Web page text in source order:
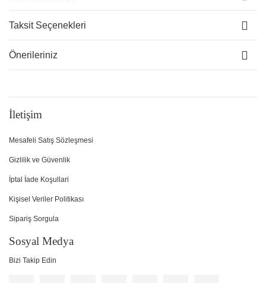
Taksit Seçenekleri
Önerileriniz
İletişim
Mesafeli Satış Sözleşmesi
Gizlilik ve Güvenlik
İptal İade Koşullari
Kişisel Veriler Politikası
Sipariş Sorgula
Sosyal Medya
Bizi Takip Edin